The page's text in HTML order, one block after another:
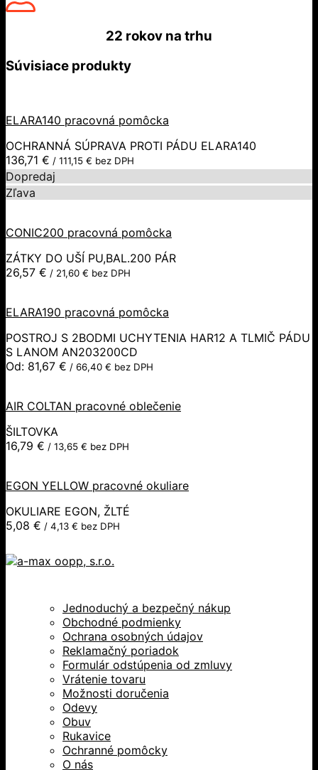
22 rokov na trhu
Súvisiace produkty
ELARA140 pracovná pomôcka
OCHRANNÁ SÚPRAVA PROTI PÁDU ELARA140
136,71 € / 111,15 € bez DPH
Dopredaj
Zľava
CONIC200 pracovná pomôcka
ZÁTKY DO UŠÍ PU,BAL.200 PÁR
26,57 € / 21,60 € bez DPH
ELARA190 pracovná pomôcka
POSTROJ S 2BODMI UCHYTENIA HAR12 A TLMIČ PÁDU
S LANOM AN203200CD
Od: 81,67 € / 66,40 € bez DPH
AIR COLTAN pracovné oblečenie
ŠILTOVKA
16,79 € / 13,65 € bez DPH
EGON YELLOW pracovné okuliare
OKULIARE EGON, ŽLTÉ
5,08 € / 4,13 € bez DPH
Jednoduchý a bezpečný nákup
Obchodné podmienky
Ochrana osobných údajov
Reklamačný poriadok
Formulár odstúpenia od zmluvy
Vrátenie tovaru
Možnosti doručenia
Odevy
Obuv
Rukavice
Ochranné pomôcky
O nás